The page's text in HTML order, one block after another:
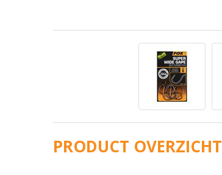
PRODUCT OVERZICHT